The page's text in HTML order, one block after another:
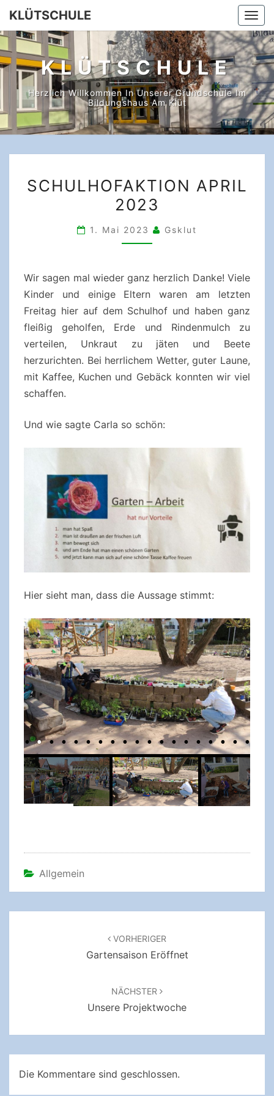
Skip
content
KLÜTSCHULE
KLÜTSCHULE
Herzlich Willkommen In Unserer Grundschule Im
Bildungshaus Am Klüt
APRIL
2023
SCHULHOFAKTION APRIL
2023
1. Mai 2023 Gsklut
Wir sagen mal wieder ganz herzlich Danke! Viele
Kinder und einige Eltern waren am letzten
Freitag hier auf dem Schulhof und haben ganz
fleißig geholfen, Erde und Rindenmulch zu
verteilen, Unkraut zu jäten und Beete
herzurichten. Bei herrlichem Wetter, guter Laune,
mit Kaffee, Kuchen und Gebäck konnten wir viel
schaffen.
Und wie sagte Carla so schön:
Hier sieht man, dass die Aussage stimmt:
Allgemein
VORHERIGER
Gartensaison Eröffnet
NÄCHSTER
Unsere Projektwoche
Die Kommentare sind geschlossen.